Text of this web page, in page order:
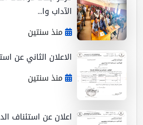
الآداب وا...
منذ سنتين
الاعلان الثاني عن استئناف
منذ سنتين
اعلان عن استئناف الدراسة